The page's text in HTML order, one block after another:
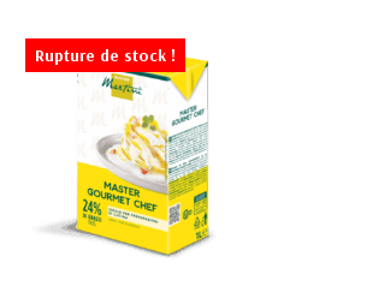
Rupture de stock !